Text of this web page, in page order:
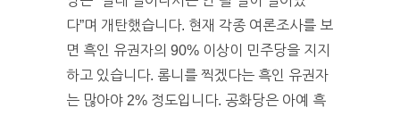
다”며 개탄했습니다. 현재 각종 여론조사를 보
면 흑인 유권자의 90% 이상이 민주당을 지지
하고 있습니다. 롬니를 찍겠다는 흑인 유권자
는 많아야 2% 정도입니다. 공화당은 아예 흑